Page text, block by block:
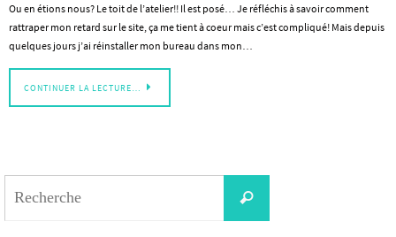
Ou en étions nous? Le toit de l’atelier!! Il est posé… Je réfléchis à savoir comment
rattraper mon retard sur le site, ça me tient à coeur mais c’est compliqué! Mais depuis
quelques jours j’ai réinstaller mon bureau dans mon…
CONTINUER LA LECTURE…
Recherche